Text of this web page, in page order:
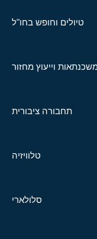
טיולים וחופש בחו"ל
וייעוץ מחזור
תחבורה ציבורית
טלוויזיה
סלולארי